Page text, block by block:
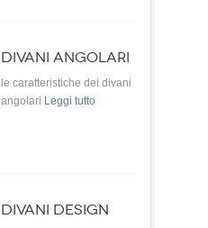
DIVANI ANGOLARI
le caratteristiche dei divani
angolari Leggi tutto
DIVANI DESIGN